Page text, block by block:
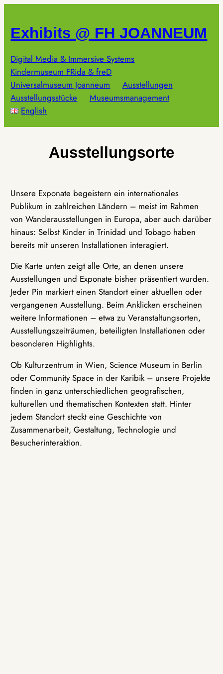
springen
Exhibits @ FH JOANNEUM
Digital Media & Immersive Systems
Kindermuseum FRida & freD
Universalmuseum Joanneum
Ausstellungen
Ausstellungsstücke
Museumsmanagement
English
Ausstellungsorte
Unsere Exponate begeistern ein internationales
Publikum in zahlreichen Ländern – meist im Rahmen
von Wanderausstellungen in Europa, aber auch darüber
hinaus: Selbst Kinder in Trinidad und Tobago haben
bereits mit unseren Installationen interagiert.
Die Karte unten zeigt alle Orte, an denen unsere
Ausstellungen und Exponate bisher präsentiert wurden.
Jeder Pin markiert einen Standort einer aktuellen oder
vergangenen Ausstellung. Beim Anklicken erscheinen
weitere Informationen – etwa zu Veranstaltungsorten,
Ausstellungszeiträumen, beteiligten Installationen oder
besonderen Highlights.
Ob Kulturzentrum in Wien, Science Museum in Berlin
oder Community Space in der Karibik – unsere Projekte
finden in ganz unterschiedlichen geografischen,
kulturellen und thematischen Kontexten statt. Hinter
jedem Standort steckt eine Geschichte von
Zusammenarbeit, Gestaltung, Technologie und
Besucherinteraktion.